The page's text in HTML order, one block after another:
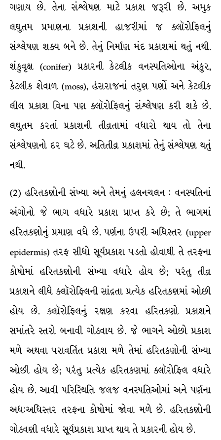
ગણાય છે. તેના સંશ્લેષણ માટે પ્રકાશ જરૂરી છે. અમુક
લઘુતમ પ્રમાણના પ્રકાશની હાજરીમાં જ ક્લૉરોફિલનું
સંશ્લેષણ શક્ય બને છે. તેનું નિર્માણ મંદ પ્રકાશમાં થતું નથી.
શંકુવૃક્ષ (conifer) પ્રકારની કેટલીક વનસ્પતિઓના અંકુર,
કેટલીક શેવાળ (moss), હંસરાજનાં તરુણ પર્ણો અને કેટલીક
લીલ પ્રકાશ વિના પણ ક્લૉરોફિલનું સંશ્લેષણ કરી શકે છે.
લઘુતમ કરતાં પ્રકાશની તીવ્રતામાં વધારો થાય તો તેના
સંશ્લેષણનો દર ઘટે છે. અતિતીવ્ર પ્રકાશમાં તેનું સંશ્લેષણ થતું
નથી.
(2) હરિતકણોની સંખ્યા અને તેમનું હલનચલન : વનસ્પતિનાં
અંગોનો જે ભાગ વધારે પ્રકાશ પ્રાપ્ત કરે છે; તે ભાગમાં
હરિતકણોનું પ્રમાણ વધે છે. પર્ણના ઉપરી અધિસ્તર (upper
epidermis) તરફ સીધો સૂર્યપ્રકાશ પડતો હોવાથી તે તરફના
કોષોમાં હરિતકણોની સંખ્યા વધારે હોય છે; પરંતુ તીવ્ર
પ્રકાશને લીધે ક્લૉરોફિલની સાંદ્રતા પ્રત્યેક હરિતકણમાં ઓછી
હોય છે. ક્લૉરોફિલનું રક્ષણ કરવા હરિતકણો પ્રકાશને
સમાંતરે સ્તરો બનાવી ગોઠવાય છે. જે ભાગને ઓછો પ્રકાશ
મળે અથવા પરાવર્તિત પ્રકાશ મળે તેમાં હરિતકણોની સંખ્યા
ઓછી હોય છે; પરંતુ પ્રત્યેક હરિતકણમાં ક્લૉરોફિલ વધારે
હોય છે. આવી પરિસ્થિતિ જલજ વનસ્પતિઓમાં અને પર્ણના
અધ:અધિસ્તર તરફના કોષોમાં જોવા મળે છે. હરિતકણોની
ગોઠવણી વધારે સૂર્યપ્રકાશ પ્રાપ્ત થાય તે પ્રકારની હોય છે.